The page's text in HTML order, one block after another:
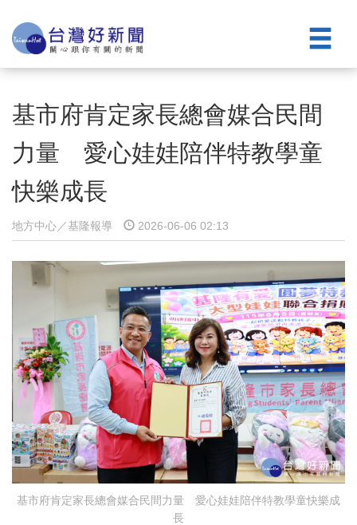
基市府肯定家長總會媒合民間
力量 愛心娃娃陪伴特教學童
快樂成長
地方中心／基隆報導 2026-06-06 02:13
基市府肯定家長總會媒合民間力量 愛心娃娃陪伴特教學童快樂成
長